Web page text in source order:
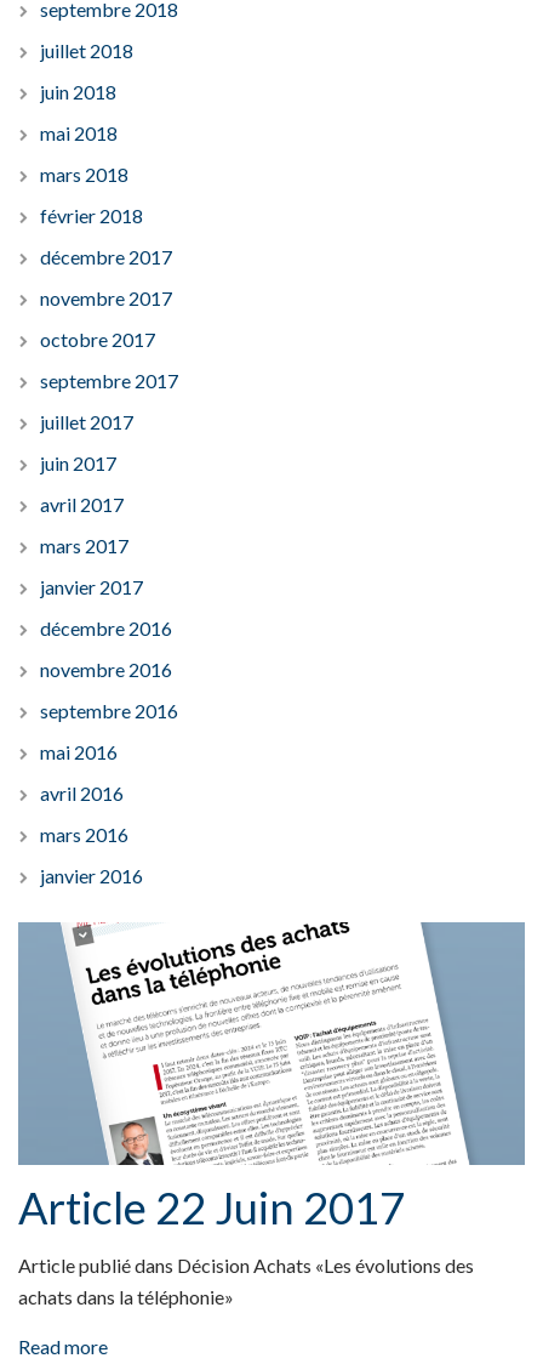
septembre 2018
juillet 2018
juin 2018
mai 2018
mars 2018
février 2018
décembre 2017
novembre 2017
octobre 2017
septembre 2017
juillet 2017
juin 2017
avril 2017
mars 2017
janvier 2017
décembre 2016
novembre 2016
septembre 2016
mai 2016
avril 2016
mars 2016
janvier 2016
Article 22 Juin 2017
Article publié dans Décision Achats «Les évolutions des
achats dans la téléphonie»
Read more